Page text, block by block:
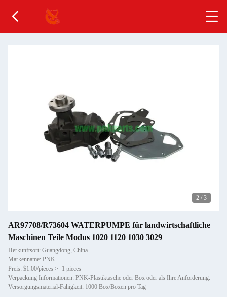
3 / 3
AR97708/R73604 WATERPUMPE für landwirtschaftliche
Maschinen Teile Modus 1020 1120 1030 3029
Herkunftsort: Guangdong, China
Markenname: PNK
Preis: $1.00/pieces >=1 pieces
Verpackung Informationen: PNK-Plastiktasche oder Box oder als Ihre Anforderung.
Versorgungsmaterial-Fähigkeit: 1000 Box/Boxen pro Tag